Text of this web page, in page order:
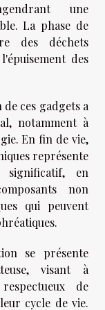
une
La phase de
des déchets
des
ces gadgets a
notamment à
En fin de vie,
représente
significatif, en
non
qui peuvent
se présente
visant à
de
cycle de vie.